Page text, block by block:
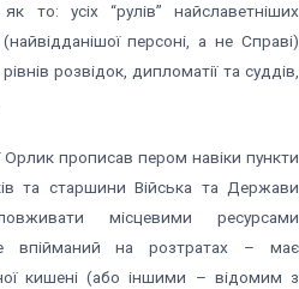
то: усіх “рулів” найславетніших
персоні, а не Справі)
розвідок, дипломатії та суддів,
Орлик прописав пером навіки пункти
та старшини Війська та Держави
місцевими ресурсами
на розтратах – має
кишені (або іншими – відомим з